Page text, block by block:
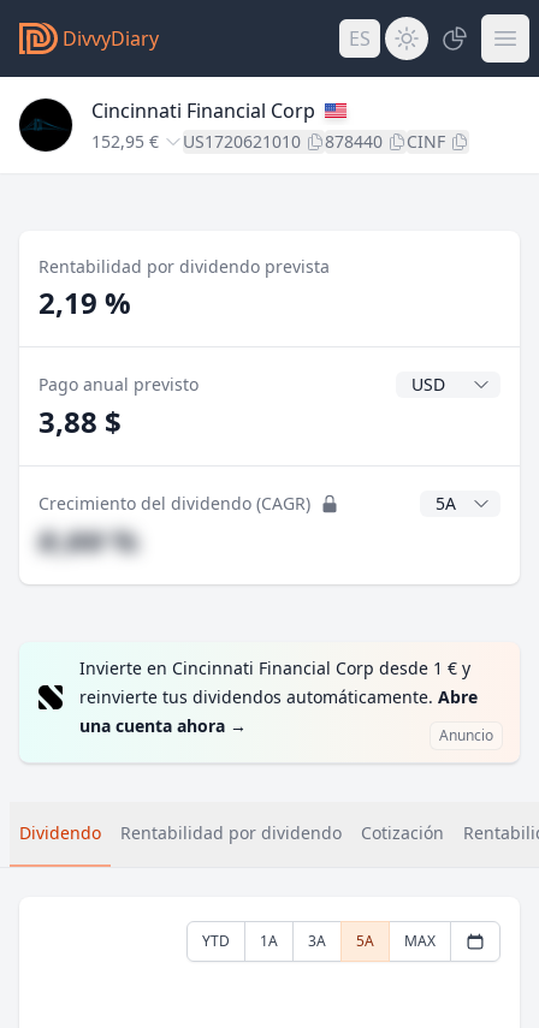
DivvyDiary ES
Cincinnati Financial Corp
152,95 € US1720621010 878440 CINF
Rentabilidad por dividendo prevista
2,19 %
Pago anual previsto Divisa del
3,88 $
Crecimiento del dividendo (CAGR) Años CAGR
#,## %
Invierte en Cincinnati Financial Corp desde 1 € y
reinvierte tus dividendos automáticamente. Abre
una cuenta ahora → Anuncio
Dividendo Rentabilidad por dividendo Cotización
YTD 1A 3A 5A MAX